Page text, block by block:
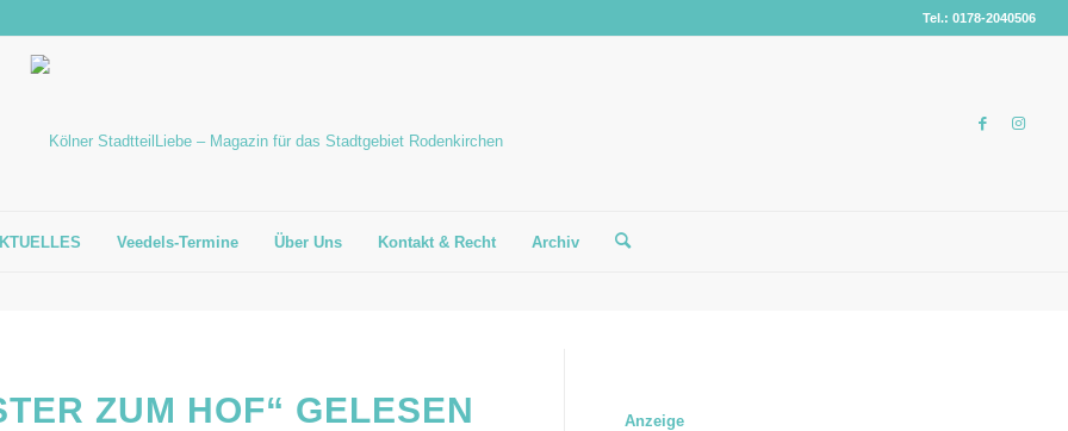
Tel.: 0178-2040506
Veedels-Termine Über Uns Kontakt & Recht Archiv
ZUM HOF“ GELESEN
Anzeige